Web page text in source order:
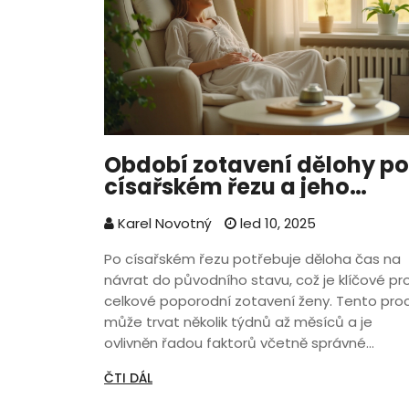
Období zotavení dělohy po
císařském řezu a jeho
Karel Novotný
led 10, 2025
Po císařském řezu potřebuje děloha čas na
návrat do původního stavu, což je klíčové
celkové poporodní zotavení ženy. Tento
může trvat několik týdnů až měsíců a je
ovlivněn řadou faktorů včetně správné
těhotenská masáž. Článek zkoumá
ČTI DÁL